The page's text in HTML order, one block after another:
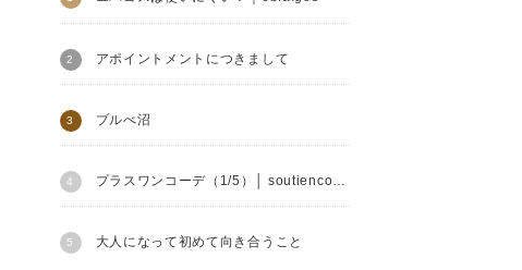
アポイントメントにつきまして
ブルべ沼
プラスワンコーデ（1/5）│ soutiencollar
大人になって初めて向き合うこと